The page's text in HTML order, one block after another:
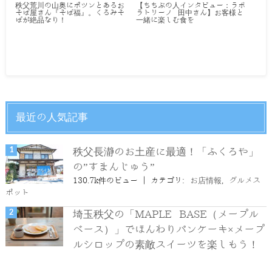
秩父荒川の山奥にポツンとあるお
そば屋さん『そば福』。くるみそ
ばが絶品なり！
【ちちぶの人インタビュー：ラボ
ラトリーノ 田中さん】お客様と
一緒に楽しむ食を
最近の人気記事
秩父長瀞のお土産に最適！「ふくろや」
の”すまんじゅう”
130.7k件のビュー カテゴリ: お店情報
グルメス
ポット
埼玉秩父の「MAPLE BASE（メープル
ベース）」でほんわりパンケーキ×メープ
ルシロップの素敵スイーツを楽しもう！